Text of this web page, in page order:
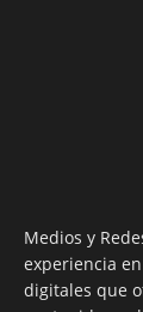
Medios y
experiencia
digitales que